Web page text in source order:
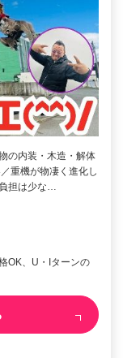
の内装・木造・解体
重機が物凄く進化し
担は少な…
OK、U・Iターンの